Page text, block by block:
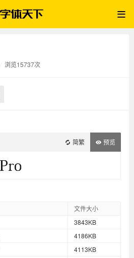
浏览15737次
简繁 预览
文件大小
3843KB
4186KB
4113KB